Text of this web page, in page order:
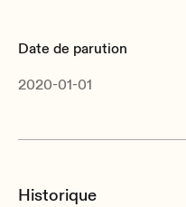
Date de parution
2020-01-01
Historique